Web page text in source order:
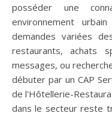
posséder une
environnement
demandes variées
restaurants, achats
messages, ou
débuter par un CAP
de l'Hôtellerie-
dans le secteur reste